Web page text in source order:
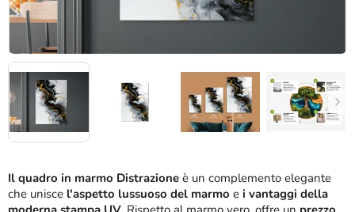
Il quadro in marmo Distrazione è un complemento elegante
che unisce l'aspetto lussuoso del marmo e i vantaggi della